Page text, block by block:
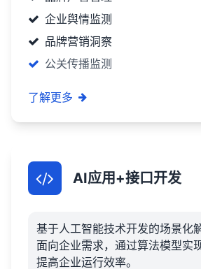
企业舆情监测
品牌营销洞察
公关传播监测
了解更多
AI应用+接口开发
基于人工智能技术开发的场景化
面向企业需求，通过算法模型实
提高企业运行效率。